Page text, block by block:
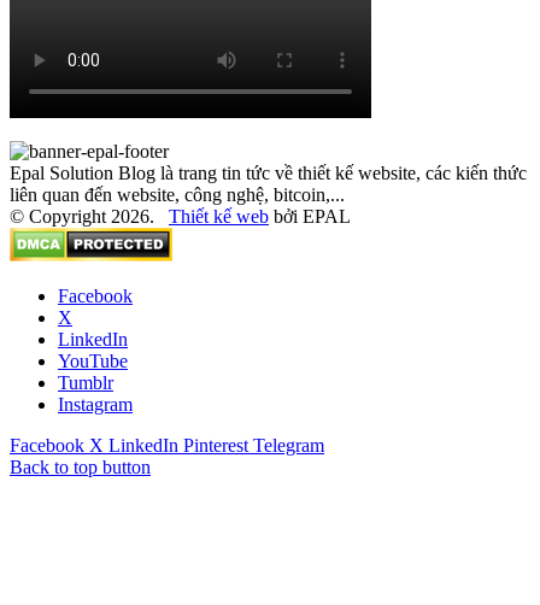
Epal Solution Blog là trang tin tức về thiết kế website, các kiến thức
liên quan đến website, công nghệ, bitcoin,...
© Copyright 2026. Thiết kế web bởi EPAL
Facebook
X
LinkedIn
YouTube
Tumblr
Instagram
Facebook X LinkedIn Pinterest Telegram
Back to top button